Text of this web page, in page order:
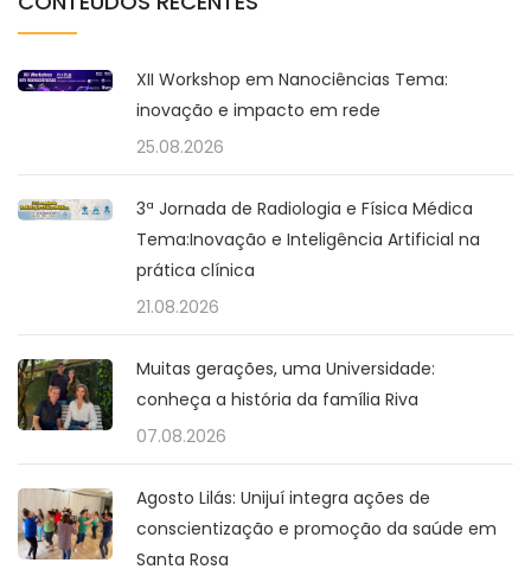
XII Workshop em Nanociências Tema:
inovação e impacto em rede
25.08.2026
3ª Jornada de Radiologia e Física Médica
Tema:Inovação e Inteligência Artificial na
prática clínica
21.08.2026
Muitas gerações, uma Universidade:
conheça a história da família Riva
07.08.2026
Agosto Lilás: Unijuí integra ações de
conscientização e promoção da saúde em
Santa Rosa